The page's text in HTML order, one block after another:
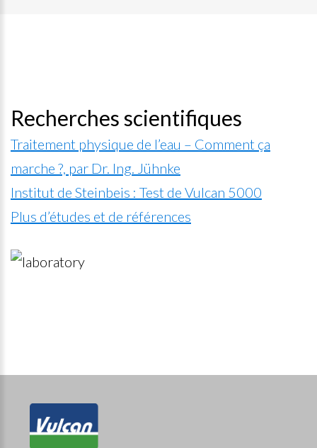
Recherches scientifiques
Traitement physique de l’eau – Comment ça
marche ?, par Dr. Ing. Jühnke
Institut de Steinbeis : Test de Vulcan 5000
Plus d’études et de références